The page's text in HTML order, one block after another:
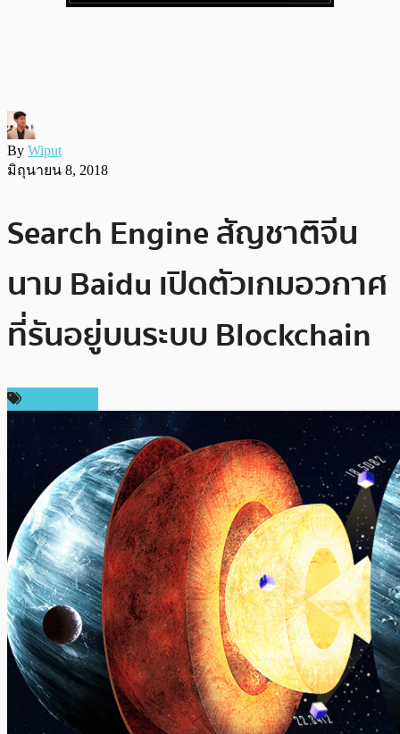
By Wiput
มิถุนายน 8, 2018
Search Engine สัญชาติจีน
นาม Baidu เปิดตัวเกมอวกาศ
ที่รันอยู่บนระบบ Blockchain